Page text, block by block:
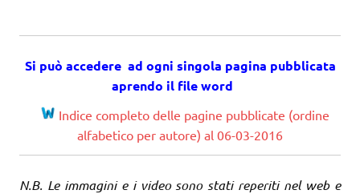
Si può accedere ad ogni singola pagina pubblicata
aprendo il file word
Indice completo delle pagine pubblicate (ordine
alfabetico per autore) al 06-03-2016
N.B. Le immagini e i video sono stati reperiti nel web e